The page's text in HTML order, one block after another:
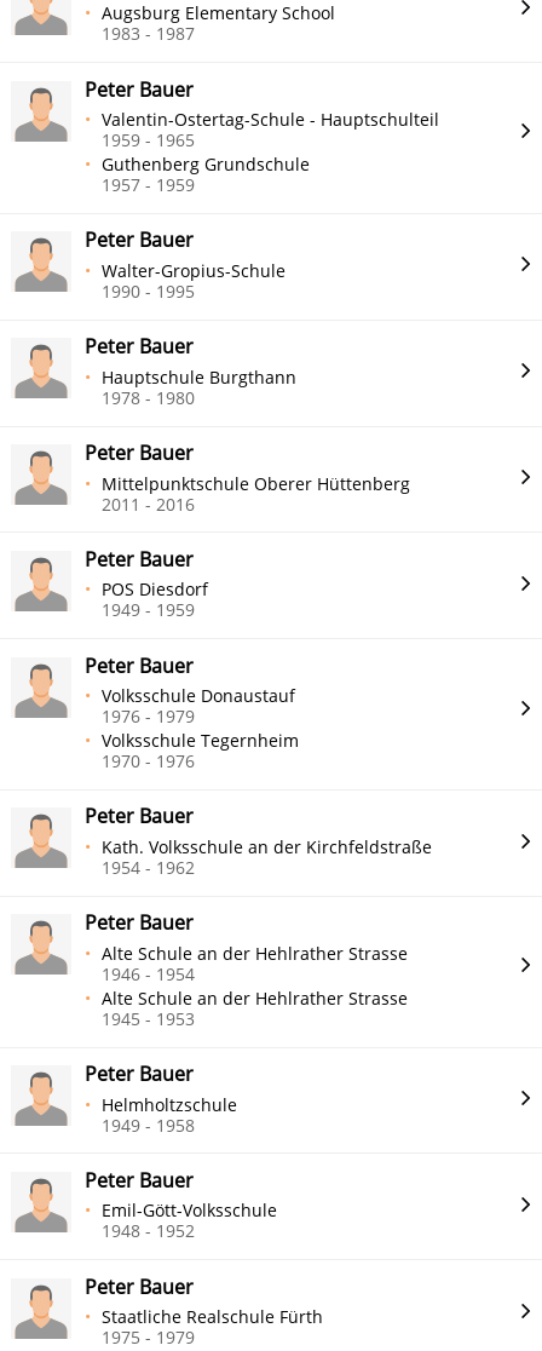
Augsburg Elementary School
1983 - 1987
Peter Bauer
Valentin-Ostertag-Schule - Hauptschulteil
1959 - 1965
Guthenberg Grundschule
1957 - 1959
Peter Bauer
Walter-Gropius-Schule
1990 - 1995
Peter Bauer
Hauptschule Burgthann
1978 - 1980
Peter Bauer
Mittelpunktschule Oberer Hüttenberg
2011 - 2016
Peter Bauer
POS Diesdorf
1949 - 1959
Peter Bauer
Volksschule Donaustauf
1976 - 1979
Volksschule Tegernheim
1970 - 1976
Peter Bauer
Kath. Volksschule an der Kirchfeldstraße
1954 - 1962
Peter Bauer
Alte Schule an der Hehlrather Strasse
1946 - 1954
Alte Schule an der Hehlrather Strasse
1945 - 1953
Peter Bauer
Helmholtzschule
1949 - 1958
Peter Bauer
Emil-Gött-Volksschule
1948 - 1952
Peter Bauer
Staatliche Realschule Fürth
1975 - 1979